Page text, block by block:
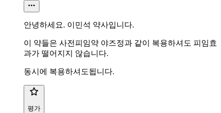
안녕하세요. 이민석 약사입니다.
이 약들은 사전피임약 야즈정과 같이 복용하셔도 피임효
과가 떨어지지 않습니다.
동시에 복용하셔도됩니다.
평가